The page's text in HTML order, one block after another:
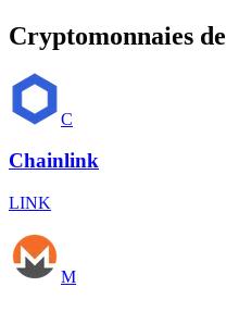
Cryptomonnaies
C
Chainlink
LINK
M